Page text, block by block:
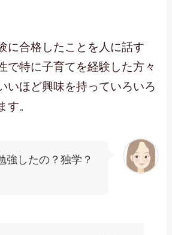
に合格したことを人に話す
で特に子育てを経験した方々
いほど興味を持っていろいろ
す。
強したの？独学？